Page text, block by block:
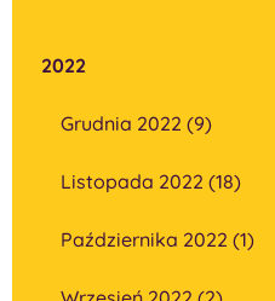
2022
Grudnia 2022 (9)
Listopada 2022 (18)
Października 2022 (1)